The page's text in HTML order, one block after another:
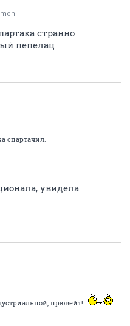
странно
пепелац
спартачил.
увидела
прювейт!